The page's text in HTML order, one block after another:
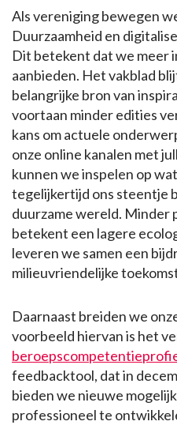
Als vereniging bewegen
Duurzaamheid en
Dit betekent dat we meer
aanbieden. Het vakblad
belangrijke bron van
voortaan minder edities
kans om actuele
onze online kanalen met
kunnen we inspelen op
tegelijkertijd ons steentje
duurzame wereld. Minder
betekent een lagere
leveren we samen een
milieuvriendelijke
Daarnaast breiden we
voorbeeld hiervan is het
feedbacktool, dat in
bieden we nieuwe
professioneel te